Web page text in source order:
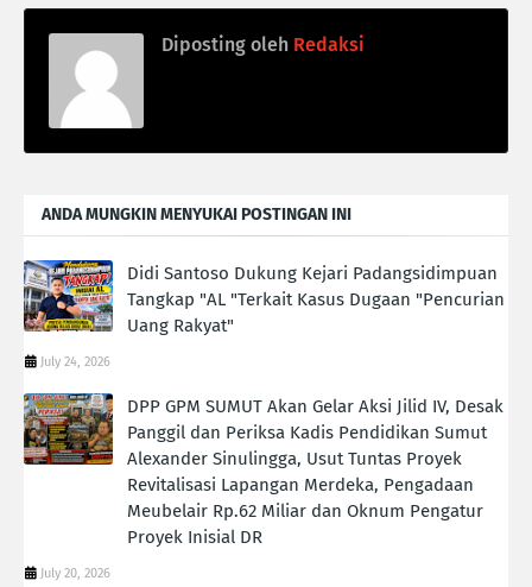
Diposting oleh Redaksi
ANDA MUNGKIN MENYUKAI POSTINGAN INI
Didi Santoso Dukung Kejari Padangsidimpuan
Tangkap "AL "Terkait Kasus Dugaan "Pencurian
Uang Rakyat"
July 24, 2026
DPP GPM SUMUT Akan Gelar Aksi Jilid IV, Desak
Panggil dan Periksa Kadis Pendidikan Sumut
Alexander Sinulingga, Usut Tuntas Proyek
Revitalisasi Lapangan Merdeka, Pengadaan
Meubelair Rp.62 Miliar dan Oknum Pengatur
Proyek Inisial DR
July 20, 2026